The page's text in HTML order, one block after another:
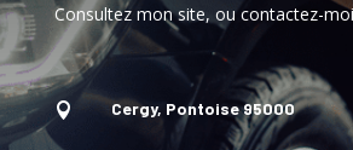
Consultez mon site, ou contactez-
 Cergy, Pontoise 95000